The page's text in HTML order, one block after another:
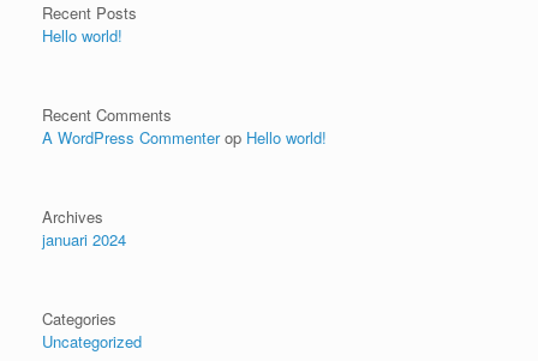
Recent Posts
Hello world!
Recent Comments
A WordPress Commenterop Hello world!
Archives
januari 2024
Categories
Uncategorized